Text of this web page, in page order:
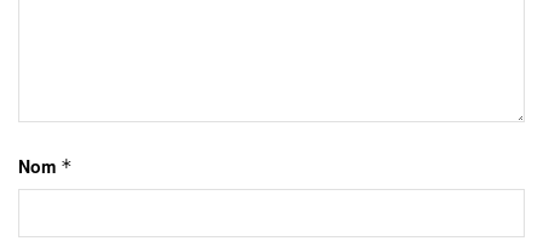
Nom *